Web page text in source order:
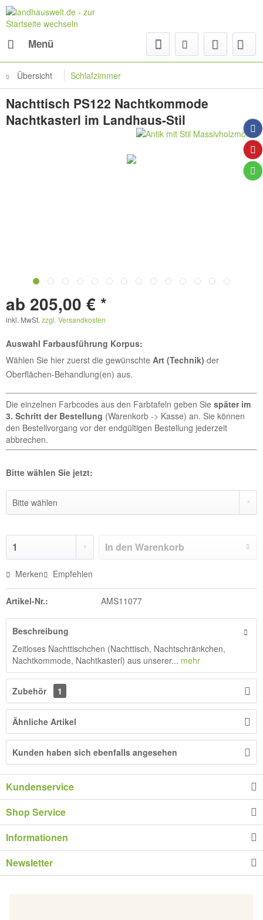
Menü
Übersicht Schlafzimmer
Nachttisch PS122 Nachtkommode
Nachtkasterl im Landhaus-Stil
ab 205,00 € *
inkl. MwSt. zzgl. Versandkosten
Auswahl Farbausführung Korpus:
Wählen Sie hier zuerst die gewünschte Art (Technik) der
Oberflächen-Behandlung(en) aus.
Die einzelnen Farbcodes aus den Farbtafeln geben Sie später im
3. Schritt der Bestellung (Warenkorb -> Kasse) an. Sie können
den Bestellvorgang vor der endgültigen Bestellung jederzeit
abbrechen.
Bitte wählen Sie jetzt:
In den Warenkorb
Merken Empfehlen
Artikel-Nr.: AMS11077
Beschreibung
Zeitloses Nachttischchen (Nachttisch, Nachtschränkchen,
Nachtkommode, Nachtkasterl) aus unserer... mehr
Zubehör 1
Ähnliche Artikel
Kunden haben sich ebenfalls angesehen
Kundenservice
Shop Service
Informationen
Newsletter